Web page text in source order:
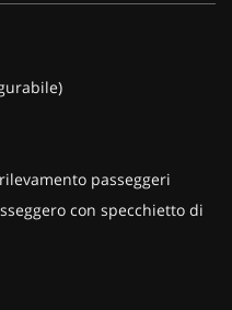
passeggeri
con specchietto di